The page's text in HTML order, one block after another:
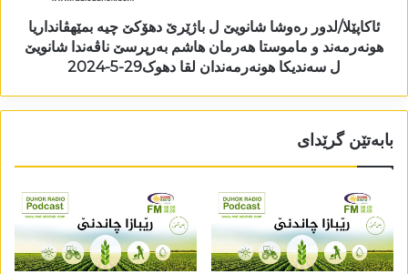
ئاکاپێلا/لدور رەوشا شانویێ ل باژێرێ دھۆکێ چیە بمێھڤانداریا
ھونەرمەند و ماموستا ھەرمان ھاشم بەرپرسێ ناڤەندا شانویێ
ل سەندیکا ھونەرمەندان لقا دھوک29-5-2024
بابەتێن گرێدای